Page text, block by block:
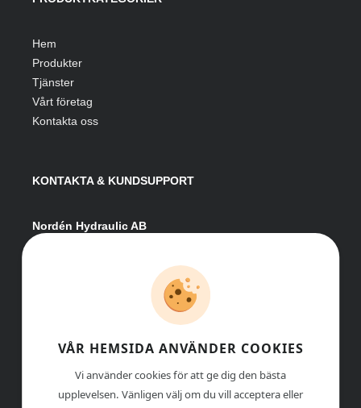
Hem
Produkter
Tjänster
Vårt företag
Kontakta oss
KONTAKTA & KUNDSUPPORT
Nordén Hydraulic AB
info@nordenhydraulic.se
Org-nr: 556531-8424
VÅR HEMSIDA ANVÄNDER COOKIES
Vi använder cookies för att ge dig den bästa
upplevelsen. Vänligen välj om du vill acceptera eller